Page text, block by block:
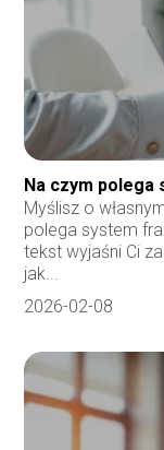
Na czym polega
Myślisz o
polega system
tekst wyjaśni Ci
jak...
2026-02-08